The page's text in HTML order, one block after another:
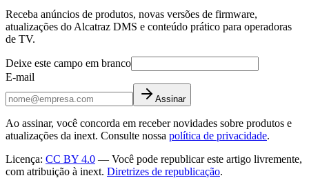
Receba anúncios de produtos, novas versões de firmware,
atualizações do Alcatraz DMS e conteúdo prático para operadoras
de TV.
Deixe este campo em branco
E-mail
Assinar
Ao assinar, você concorda em receber novidades sobre produtos e
atualizações da inext. Consulte nossa política de privacidade.
Licença: CC BY 4.0 — Você pode republicar este artigo livremente,
com atribuição à inext. Diretrizes de republicação.